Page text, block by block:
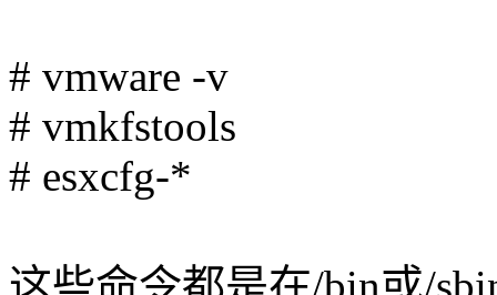
# vmware -v
# vmkfstools
# esxcfg-*